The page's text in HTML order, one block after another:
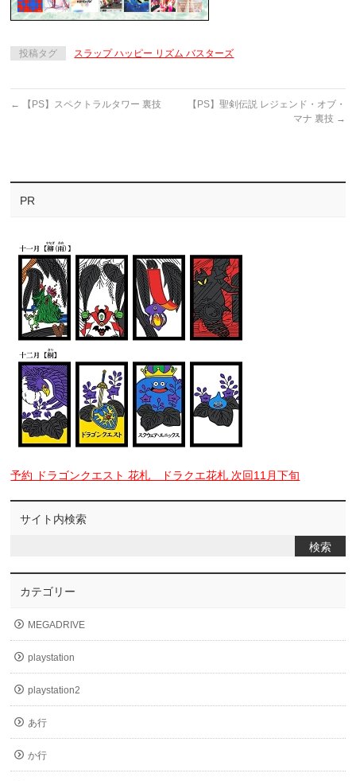
投稿タグ スラップ ハッピー リズム バスターズ
← 【PS】スペクトラルタワー 裏技
【PS】聖剣伝説 レジェンド・オブ・
マナ 裏技 →
PR
予約 ドラゴンクエスト 花札 ドラクエ花札 次回11月下旬
サイト内検索
カテゴリー
MEGADRIVE
playstation
playstation2
あ行
か行